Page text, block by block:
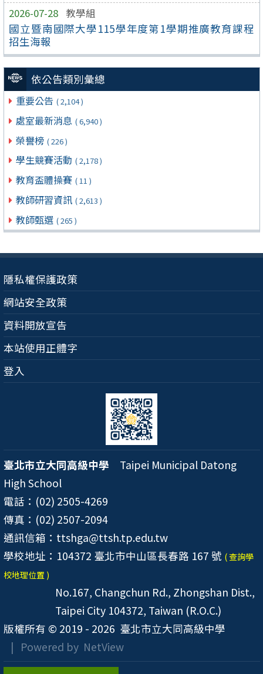
2026-07-28 教學組
國立暨南國際大學115學年度第1學期推廣教育課程
招生海報
依公告類別彙總
重要公告 ( 2,104 )
處室最新消息 ( 6,940 )
榮譽榜 ( 226 )
學生競賽活動 ( 2,178 )
教育盃體操賽 ( 11 )
教師研習資訊 ( 2,613 )
教師甄選 ( 265 )
隱私權保護政策
網站安全政策
資料開放宣告
本站使用正體字
登入
臺北市立大同高級中學 Taipei Municipal Datong
High School
電話：(02) 2505-4269
傳真：(02) 2507-2094
通訊信箱：ttshga@ttsh.tp.edu.tw
學校地址：104372 臺北市中山區長春路 167 號 ( 查詢學
校地理位置 )
No.167, Changchun Rd., Zhongshan Dist.,
Taipei City 104372, Taiwan (R.O.C.)
版權所有 © 2019 - 2026 臺北市立大同高級中學
| Powered by NetView